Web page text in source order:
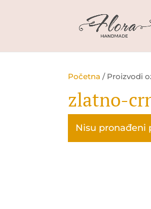
Početna / Proizvodi
zlatno-
Nisu pronađeni